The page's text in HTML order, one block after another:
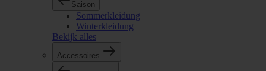
Saison
Sommerkleidung
Winterkleidung
Bekijk alles
Accessoires